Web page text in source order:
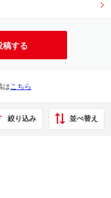
稿する
はこちら
絞り込み 並べ替え